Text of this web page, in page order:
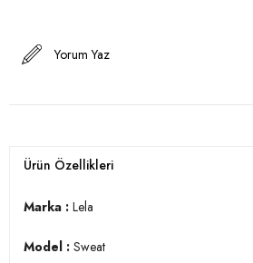
Yorum Yaz
Ürün Özellikleri
Marka : Lela
Model : Sweat